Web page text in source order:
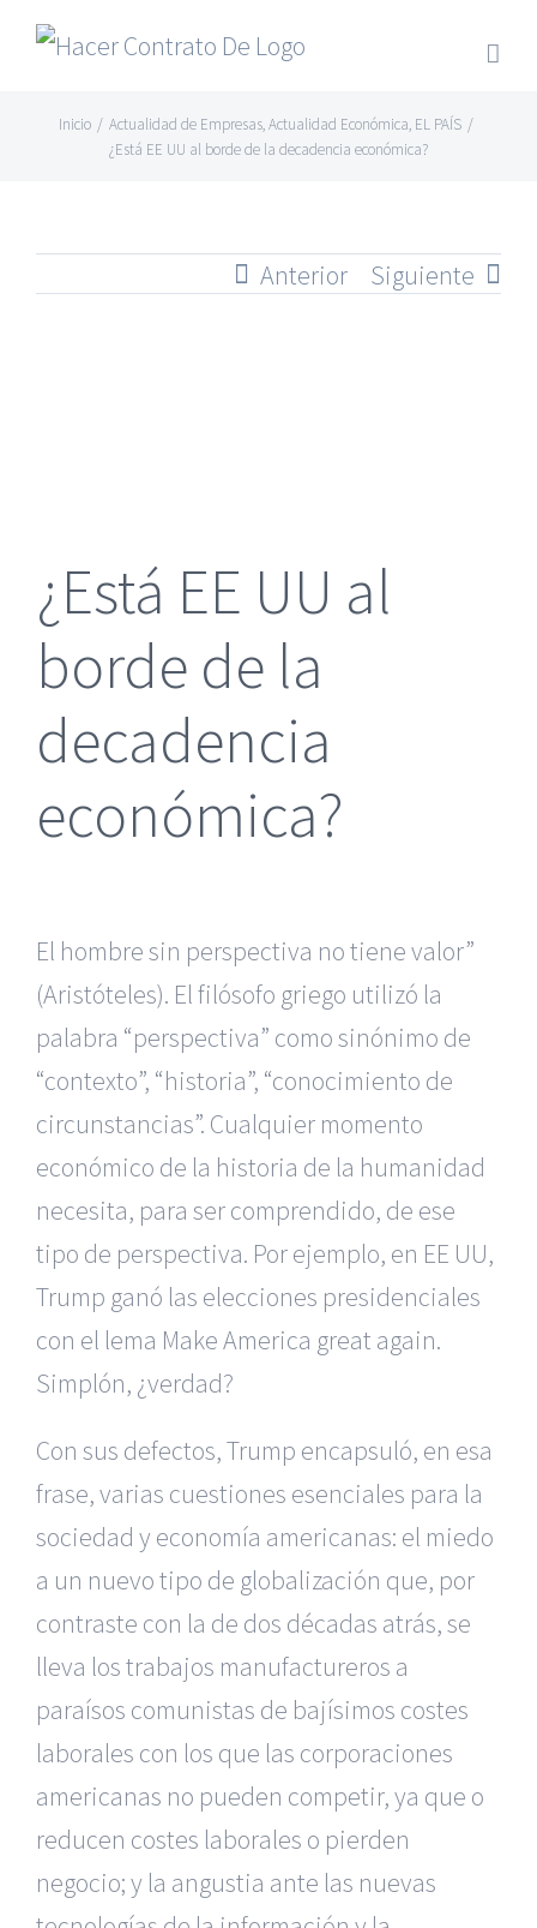
Skip
Inicio / Actualidad de Empresas,Actualidad Económica, EL PAÍS /
¿Está EE UU al borde de la decadencia económica?
Anterior Siguiente
¿Está EE UU al
borde de la
decadencia
económica?
El hombre sin perspectiva no tiene valor”
(Aristóteles). El filósofo griego utilizó la
palabra “perspectiva” como sinónimo de
“contexto”, “historia”, “conocimiento de
circunstancias”. Cualquier momento
económico de la historia de la humanidad
necesita, para ser comprendido, de ese
tipo de perspectiva. Por ejemplo, en EE UU,
Trump ganó las elecciones presidenciales
con el lema Make America great again.
Simplón, ¿verdad?
Con sus defectos, Trump encapsuló, en esa
frase, varias cuestiones esenciales para la
sociedad y economía americanas: el miedo
a un nuevo tipo de globalización que, por
contraste con la de dos décadas atrás, se
lleva los trabajos manufactureros a
paraísos comunistas de bajísimos costes
laborales con los que las corporaciones
americanas no pueden competir, ya que o
reducen costes laborales o pierden
negocio; y la angustia ante las nuevas